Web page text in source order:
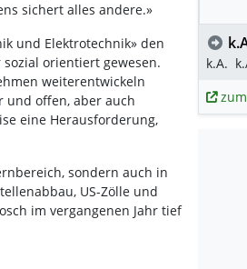
sichert alles andere.»
und Elektrotechnik» den
orientiert gewesen.
weiterentwickeln
und offen, aber auch
eine Herausforderung,
sondern auch in
US-Zölle und
im vergangenen Jahr tief
k.A.